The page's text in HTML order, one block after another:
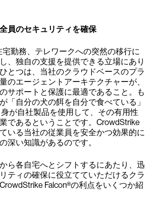
員のセキュリティを確保
勤務、テレワークへの突然の移行に
、独自の支援を提供できる立場にあり
とつは、当社のクラウドベースのプラ
のエージェントアーキテクチャーが、
サポートと保護に最適であること。も
「自分の犬の餌を自分で食べている」
が自社製品を使用して、その有用性
であるということです。CrowdStrike
いる当社の従業員を安全かつ効果的に
深い知識があるのです。
ら各自宅へとシフトするにあたり、迅
ティの確保に役立てていただけるクラ
Falcon®の利点をいくつか紹